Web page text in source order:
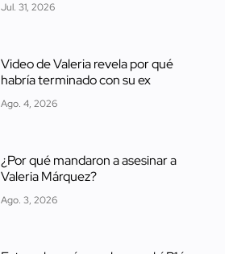
Jul. 31, 2026
Video de Valeria revela por qué
habría terminado con su ex
Ago. 4, 2026
¿Por qué mandaron a asesinar a
Valeria Márquez?
Ago. 3, 2026